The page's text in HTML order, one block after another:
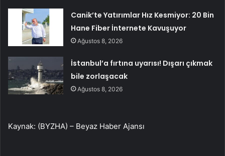
Canik’te Yatırımlar Hız Kesmiyor: 20 Bin
Hane Fiber İnternete Kavuşuyor
Ağustos 8, 2026
İstanbul’a fırtına uyarısı! Dışarı çıkmak
bile zorlaşacak
Ağustos 8, 2026
Kaynak: (BYZHA) – Beyaz Haber Ajansı